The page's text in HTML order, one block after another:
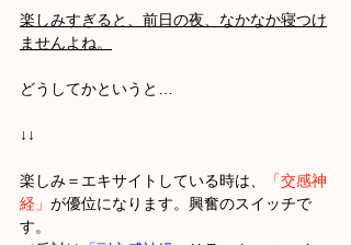
楽しみすぎると、前日の夜、なかなか寝つけ
ませんよね。
どうしてかというと…
↓↓
楽しみ＝エキサイトしている時は、
「交感神
経」 が優位になります。興奮のスイッチで
す。